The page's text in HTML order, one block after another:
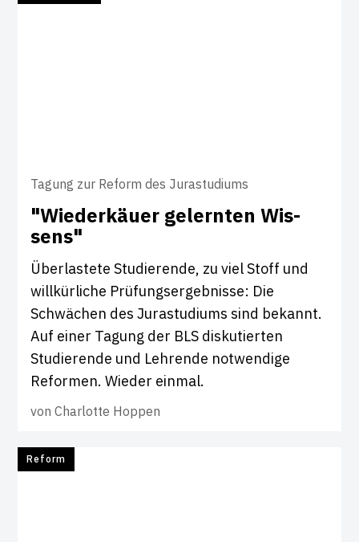
Tagung zur Reform des Jurastudiums
"Wieder­käuer gelernten Wis­
sens"
Überlastete Studierende, zu viel Stoff und
willkürliche Prüfungsergebnisse: Die
Schwächen des Jurastudiums sind bekannt.
Auf einer Tagung der BLS diskutierten
Studierende und Lehrende notwendige
Reformen. Wieder einmal.
von Charlotte Hoppen
Reform